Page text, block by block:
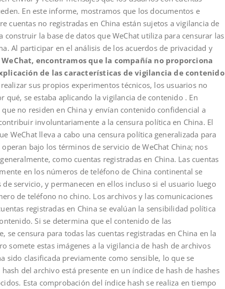
En este informe, mostramos que los documentos e
cuentas no registradas en China están sujetos a vigilancia de
construir la base de datos que WeChat utiliza para censurar las
Al participar en el análisis de los acuerdos de privacidad y
WeChat, encontramos que la compañía no proporciona
de las características de vigilancia de contenido
sus propios experimentos técnicos, los usuarios no
qué, se estaba aplicando la vigilancia de contenido . En
no residen en China y envían contenido confidencial a
involuntariamente a la censura política en China. El
WeChat lleva a cabo una censura política generalizada para
bajo los términos de servicio de WeChat China; nos
como cuentas registradas en China. Las cuentas
en los números de teléfono de China continental se
servicio, y permanecen en ellos incluso si el usuario luego
de teléfono no chino. Los archivos y las comunicaciones
registradas en China se evalúan la sensibilidad política
Si se determina que el contenido de las
se censura para todas las cuentas registradas en China en la
somete estas imágenes a la vigilancia de hash de archivos
sido clasificada previamente como sensible, lo que se
del archivo está presente en un índice de hash de hashes
Esta comprobación del índice hash se realiza en tiempo